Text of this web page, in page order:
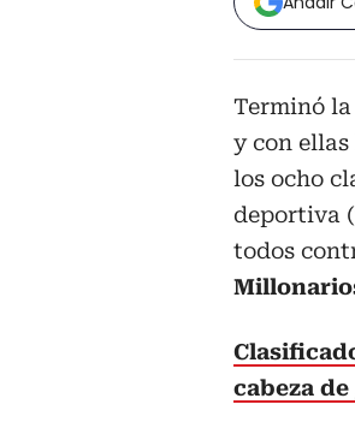
Terminó
y con
los ocho
deportiva
todos
cabeza